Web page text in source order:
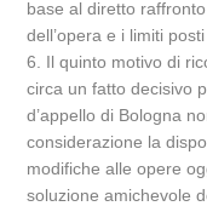
base al diretto
dell’opera e i limiti posti
6. Il quinto motivo di
circa un fatto decisivo
d’appello di Bologna
considerazione la
modifiche alle opere
soluzione amichevole